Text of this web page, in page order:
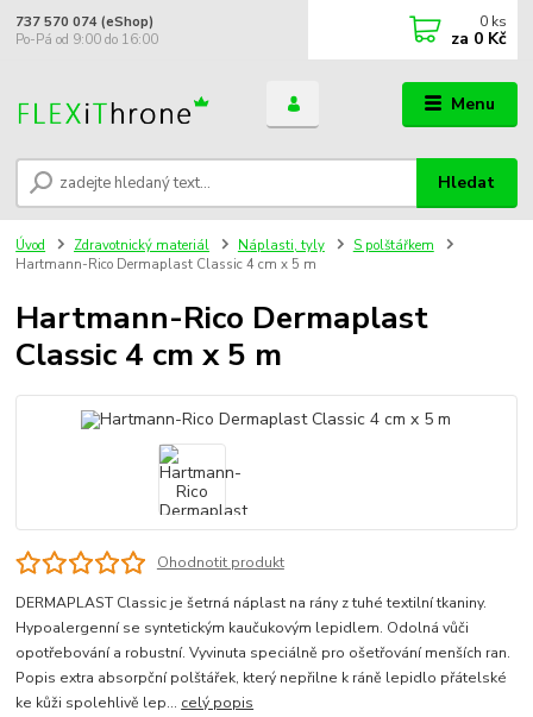
Menu
Hledat
737 570 074 (eShop)
Po-Pá od 9:00 do 16:00
0 ks
za 0 Kč
Úvod Zdravotnický materiál Náplasti, tyly
S polštářkem
Hartmann-Rico Dermaplast Classic 4 cm x 5 m
Hartmann-Rico Dermaplast
Classic 4 cm x 5 m
Ohodnotit produkt
DERMAPLAST Classic je šetrná náplast na rány z tuhé textilní tkaniny.
Hypoalergenní se syntetickým kaučukovým lepidlem. Odolná vůči
opotřebování a robustní. Vyvinuta speciálně pro ošetřování menších ran.
Popis extra absorpční polštářek, který nepřilne k ráně lepidlo přátelské
ke kůži spolehlivě lep... celý popis